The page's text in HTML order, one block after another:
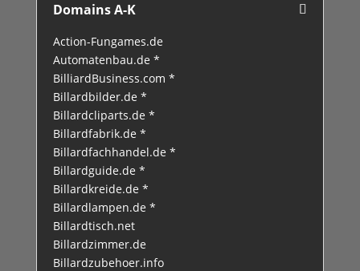
Domains A-K
Action-Fungames.de
Automatenbau.de *
BilliardBusiness.com *
Billardbilder.de *
Billardcliparts.de *
Billardfabrik.de *
Billardfachhandel.de *
Billardguide.de *
Billardkreide.de *
Billardlampen.de *
Billardtisch.net
Billardzimmer.de
Billardzubehoer.info